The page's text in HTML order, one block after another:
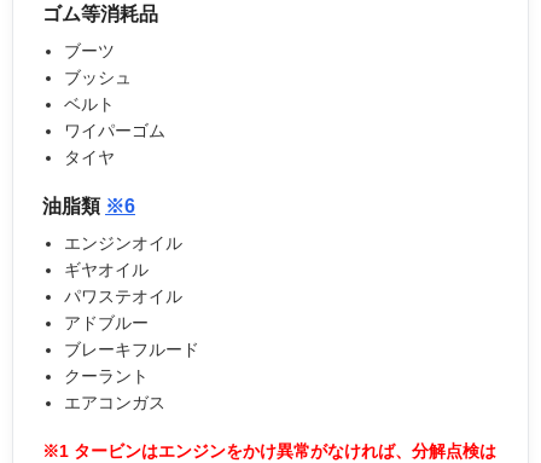
ゴム等消耗品
ブーツ
ブッシュ
ベルト
ワイパーゴム
タイヤ
油脂類 ※6
エンジンオイル
ギヤオイル
パワステオイル
アドブルー
ブレーキフルード
クーラント
エアコンガス
※1 タービンはエンジンをかけ異常がなければ、分解点検は